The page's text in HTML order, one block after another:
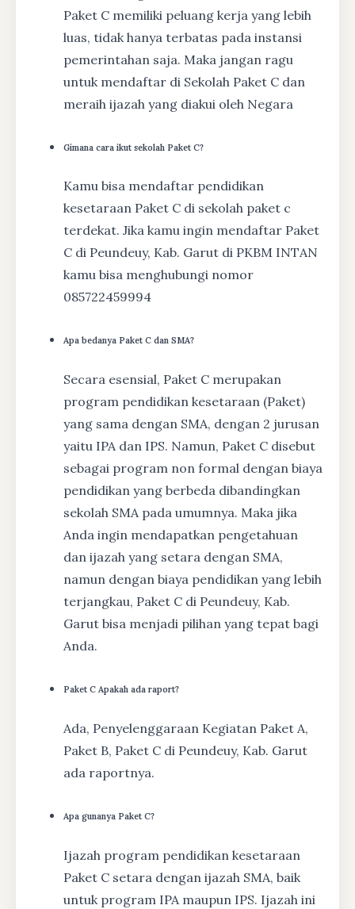
Paket C memiliki peluang kerja yang lebih
luas, tidak hanya terbatas pada instansi
pemerintahan saja. Maka jangan ragu
untuk mendaftar di Sekolah Paket C dan
meraih ijazah yang diakui oleh Negara
Gimana cara ikut sekolah Paket C?
Kamu bisa mendaftar pendidikan
kesetaraan Paket C di sekolah paket c
terdekat. Jika kamu ingin mendaftar Paket
C di Peundeuy, Kab. Garut di PKBM INTAN
kamu bisa menghubungi nomor
085722459994
Apa bedanya Paket C dan SMA?
Secara esensial, Paket C merupakan
program pendidikan kesetaraan (Paket)
yang sama dengan SMA, dengan 2 jurusan
yaitu IPA dan IPS. Namun, Paket C disebut
sebagai program non formal dengan biaya
pendidikan yang berbeda dibandingkan
sekolah SMA pada umumnya. Maka jika
Anda ingin mendapatkan pengetahuan
dan ijazah yang setara dengan SMA,
namun dengan biaya pendidikan yang lebih
terjangkau, Paket C di Peundeuy, Kab.
Garut bisa menjadi pilihan yang tepat bagi
Anda.
Paket C Apakah ada raport?
Ada, Penyelenggaraan Kegiatan Paket A,
Paket B, Paket C di Peundeuy, Kab. Garut
ada raportnya.
Apa gunanya Paket C?
Ijazah program pendidikan kesetaraan
Paket C setara dengan ijazah SMA, baik
untuk program IPA maupun IPS. Ijazah ini